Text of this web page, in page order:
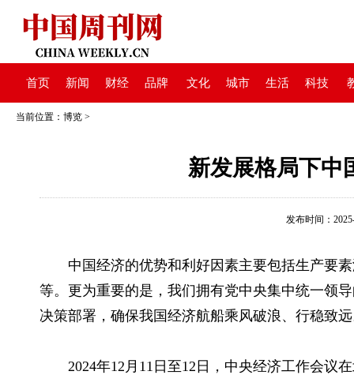
首页 新闻 财经 品牌 文化 城市 生活 科技
当前位置： 博览 >
新发展格局下中
发布时间：
中国经济的优势和利好因素主要包括生产要
等。更为重要的是，我们拥有党中央集中统一领
决策部署，确保我国经济航船乘风破浪、行稳致
2024年12月11日至12日，中央经济工作会议